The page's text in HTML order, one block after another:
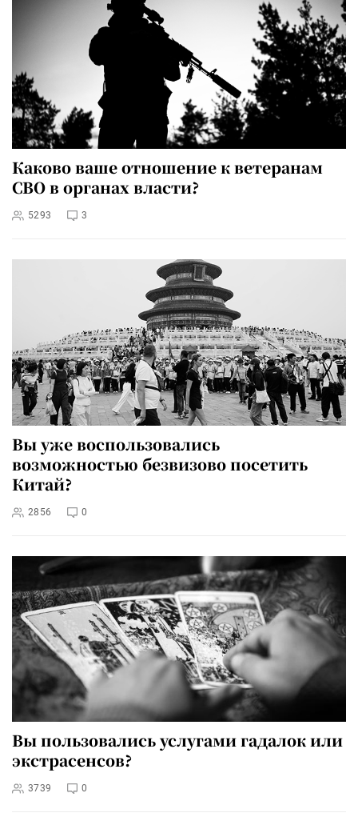
Каково ваше отношение к ветеранам
СВО в органах власти?
5293 3
Вы уже воспользовались
возможностью безвизово посетить
Китай?
2856 0
Вы пользовались услугами гадалок или
экстрасенсов?
3739 0